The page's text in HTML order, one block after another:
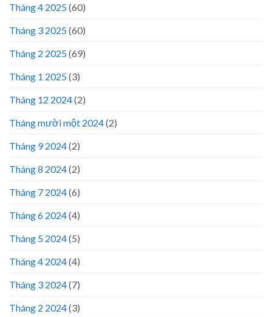
Tháng 4 2025(60)
Tháng 3 2025(60)
Tháng 2 2025(69)
Tháng 1 2025(3)
Tháng 12 2024(2)
Tháng mười một 2024(2)
Tháng 9 2024(2)
Tháng 8 2024(2)
Tháng 7 2024(6)
Tháng 6 2024(4)
Tháng 5 2024(5)
Tháng 4 2024(4)
Tháng 3 2024(7)
Tháng 2 2024(3)